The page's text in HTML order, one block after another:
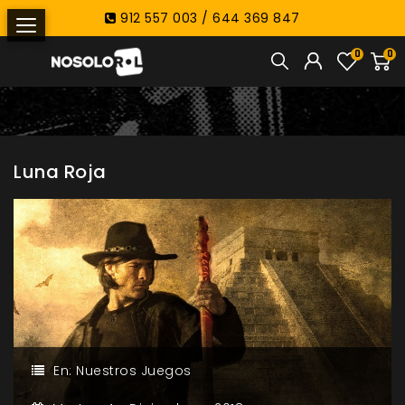
912 557 003 / 644 369 847
0
0
Luna Roja
En: Nuestros Juegos